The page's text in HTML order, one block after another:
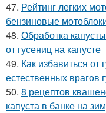
47. Рейтинг легких
бензиновые
48. Обработка
от гусениц на капусте
49. Как избавиться
естественных врагов
50. 8 рецептов
капуста в банке на